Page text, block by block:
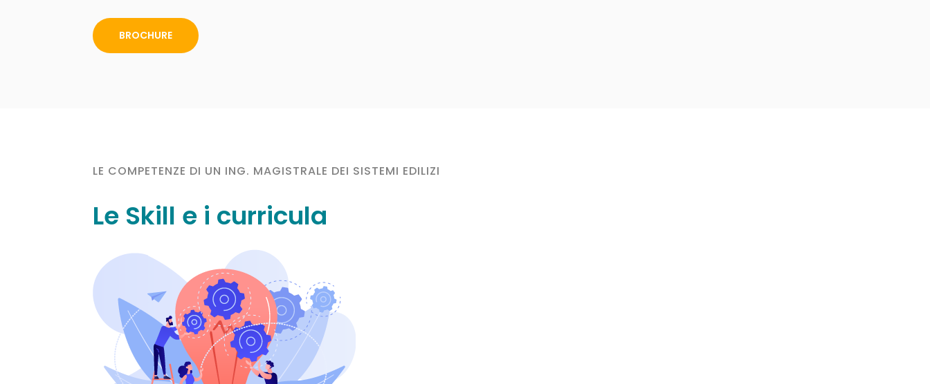
BROCHURE
LE COMPETENZE DI UN ING. MAGISTRALE DEI SISTEMI EDILIZI
Le Skill e i curricula